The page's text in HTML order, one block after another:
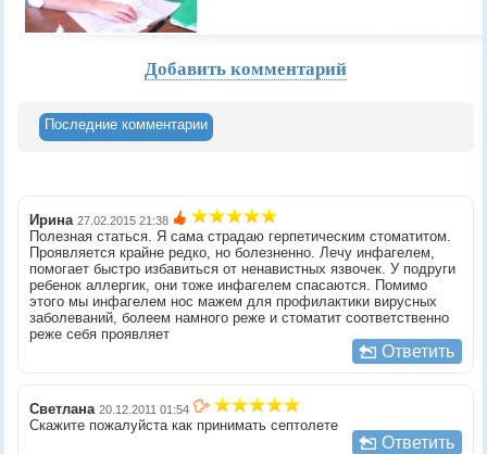
Добавить комментарий
Последние комментарии
Ирина 27.02.2015 21:38
Полезная статься. Я сама страдаю герпетическим стоматитом.
Проявляется крайне редко, но болезненно. Лечу инфагелем,
помогает быстро избавиться от ненавистных язвочек. У подруги
ребенок аллергик, они тоже инфагелем спасаются. Помимо
этого мы инфагелем нос мажем для профилактики вирусных
заболеваний, болеем намного реже и стоматит соответственно
реже себя проявляет
Ответить
Светлана 20.12.2011 01:54
Скажите пожалуйста как принимать септолете
Ответить